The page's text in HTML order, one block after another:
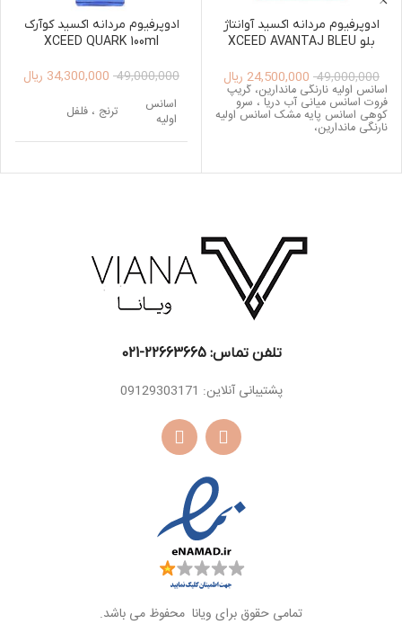
ادوپرفیوم مردانه اکسید آوانتاژ
بلو XCEED AVANTAJ BLEU
49,000,000
24,500,000 ریال
اسانس اولیه نارنگی ماندارین، گریپ
فروت اسانس میانی آب دریا ، سرو
کوهی اسانس پایه مشک اسانس اولیه
نارنگی ماندارین،
ادوپرفیوم مردانه اکسید کوآرک
XCEED QUARK 100ml
49,000,000
34,300,000 ریال
اسانس
اولیه
ترنج ، فلفل
میانی
سالویا ، سدر
تلفن تماس: 22663665-021​
پشتیبانی آنلاین: 09129303171
تمامی حقوق برای ویانا محفوظ می باشد.